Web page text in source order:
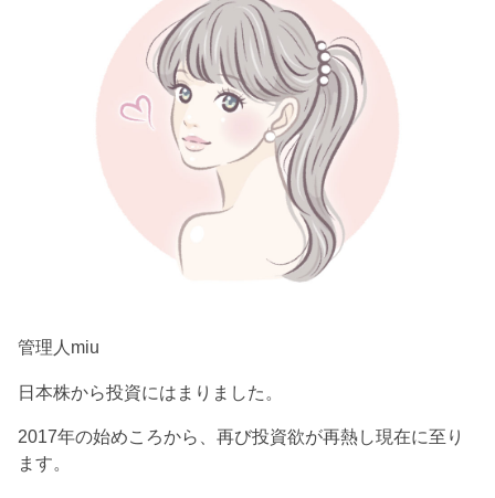
管理人miu
日本株から投資にはまりました。
2017年の始めころから、再び投資欲が再熱し現在に至り
ます。